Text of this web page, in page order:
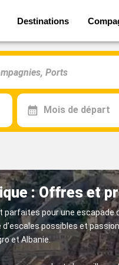
Destinations
Mois de départ
: Offres et
parfaites pour une escapade
possibles et
et Albanie.